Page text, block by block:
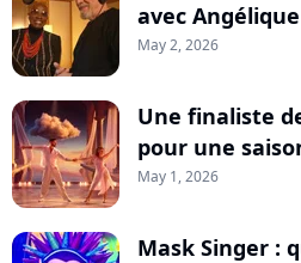
avec
May 2, 2026
Une finaliste
pour une
May 1, 2026
Mask Singer :